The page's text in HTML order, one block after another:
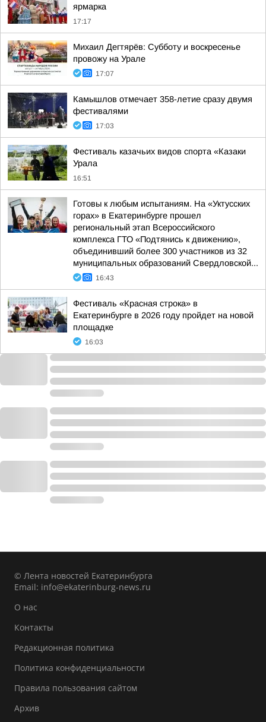
ярмарка
17:17
Михаил Дегтярёв: Субботу и воскресенье
провожу на Урале
17:07
Камышлов отмечает 358-летие сразу двумя
фестивалями
17:03
Фестиваль казачьих видов спорта «Казаки
Урала
16:51
Готовы к любым испытаниям. На «Уктусских
горах» в Екатеринбурге прошел
региональный этап Всероссийского
комплекса ГТО «Подтянись к движению»,
объединивший более 300 участников из 32
муниципальных образований Свердловской...
16:43
Фестиваль «Красная строка» в
Екатеринбурге в 2026 году пройдет на новой
площадке
16:03
© Лента новостей Екатеринбурга
Email: info@ekaterinburg-news.ru
О нас
Контакты
Редакционная политика
Политика конфиденциальности
Правила пользования сайтом
Архив